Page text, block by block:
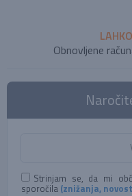
Obnovljene
Strinjam se, da mi
sporočila (znižanja,